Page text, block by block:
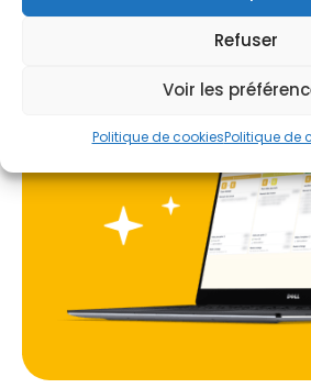
Refuser
Voir les
Politique de cookiesPolitique de
technique pour améliorer
l'eau, protégeant ainsi la
maison contre les infiltrations et
ambiante fréquente dans le
L'intervention sur les
traiter les ponts thermiques, ces
faiblesse où la chaleur
Que ce soit pour une ferme
pavillon récent, l'installation de
adaptées au style architectural
conserver le cachet de l'habitat
répondant aux normes
dynamisme démographique.
Contactez-nous
pour maximiser
Je prends